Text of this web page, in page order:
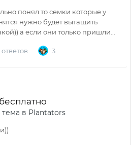
понял то семки которые у
нужно будет вытащить
а если они только пришли...
ответов 3
тема в Plantators